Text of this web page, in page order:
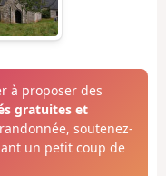
à proposer des
gratuites et
soutenez-
un petit coup de